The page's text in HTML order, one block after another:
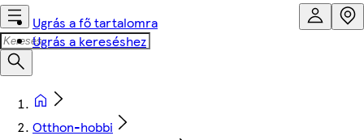
Ugrás a fő tartalomra
Ugrás a kereséshez
Otthon-hobbi